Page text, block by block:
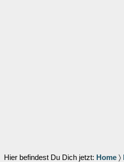
Hier befindest Du Dich jetzt: Home 〉